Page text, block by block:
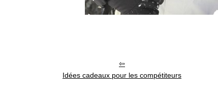
Idées cadeaux pour les compétiteurs